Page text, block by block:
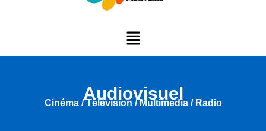
Audiovisuel
Cinéma / Télévision / Multimédia / Radio